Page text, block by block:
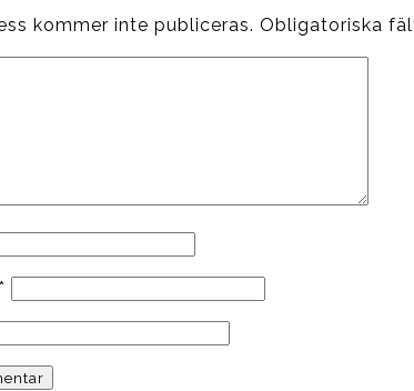
kommer inte publiceras. Obligatoriska
*